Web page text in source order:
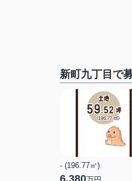
新町九丁目で
- (196.77㎡)
6,380